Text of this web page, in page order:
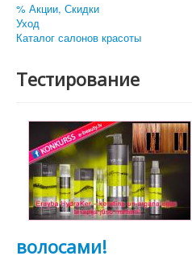
% Акции, Скидки
Уход
Каталог салонов красоты
Тестирование
волосами!